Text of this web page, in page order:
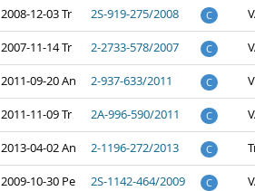
2008-12-03 Tr 2S-919-275/2008 C
2007-11-14 Tr 2-2733-578/2007 C
2011-09-20 An 2-937-633/2011 C
2011-11-09 Tr 2A-996-590/2011 C
2013-04-02 An 2-1196-272/2013 C
2009-10-30 Pe 2S-1142-464/2009 C